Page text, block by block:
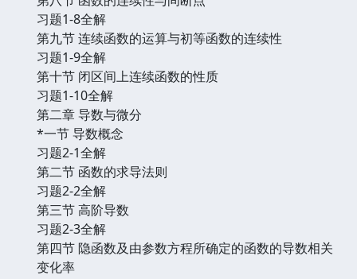
习题1-8全解
第九节 连续函数的运算与初等函数的连续性
习题1-9全解
第十节 闭区间上连续函数的性质
习题1-10全解
第二章 导数与微分
*一节 导数概念
习题2-1全解
第二节 函数的求导法则
习题2-2全解
第三节 高阶导数
习题2-3全解
第四节 隐函数及由参数方程所确定的函数的导数相关
变化率